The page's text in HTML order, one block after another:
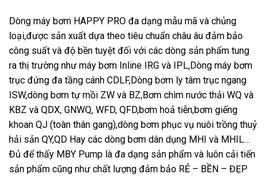
Dòng máy bơm HAPPY PRO đa dạng mẫu mã và chủng
loại,được sản xuất dựa theo tiêu chuẩn châu âu đảm bảo
công suất và độ bền tuyệt đối với các dòng sản phẩm tung
ra thị trường như máy bơm Inline IRG và IPL,Dòng máy bơm
trục đứng đa tầng cánh CDLF,Dòng bơm ly tâm trục ngang
ISW,dòng bơm tự mồi ZW và BZ,Bơm chìm nước thải WQ và
KBZ và QDX, GNWQ, WFD, QFD,bơm hoả tiễn,bơm giếng
khoan QJ (toàn thân gang),dòng bơm phục vụ nuôi trồng thuỷ
hải sản QY,QD Hay các dòng bơm dân dụng MHI và MHIL…
Đủ để thấy MBY Pump là đa dạng sản phẩm và luôn cải tiến
sản phẩm cũng như chất lượng đảm bảo RẺ – BỀN – ĐẸP